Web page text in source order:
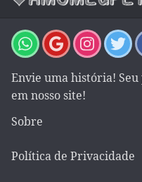
Envie uma história!
em nosso site!
Sobre
Política de Privacidade